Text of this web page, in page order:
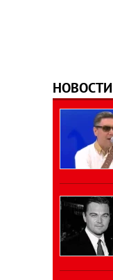
НОВОСТИ